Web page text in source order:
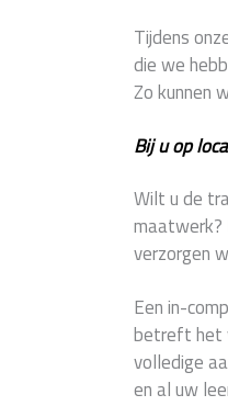
Tijdens
die we
Zo kunnen
Bij u op
Wilt u de
maatwerk?
verzorgen
Een in-
betreft het
volledige
en al uw